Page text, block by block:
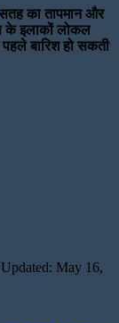
का तापमान और
के इलाकों लोकल
बारिश हो सकती
May 16,